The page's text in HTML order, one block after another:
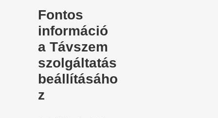
Fontos
információ
a Távszem
szolgáltatás
beállításáho
z